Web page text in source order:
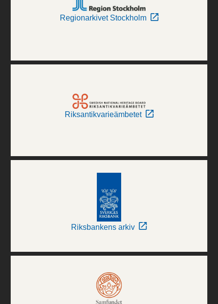
Regionarkivet Stockholm
Riksantikvarieämbetet
Riksbankens arkiv